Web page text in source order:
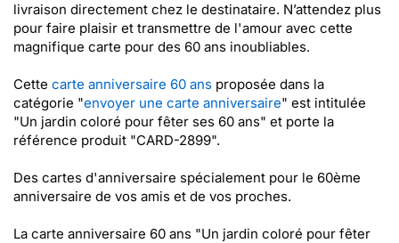
livraison directement chez le destinataire. N’attendez plus
pour faire plaisir et transmettre de l'amour avec cette
magnifique carte pour des 60 ans inoubliables.
Cette carte anniversaire 60 ans proposée dans la
catégorie "envoyer une carte anniversaire" est intitulée
"Un jardin coloré pour fêter ses 60 ans" et porte la
référence produit "CARD-2899".
Des cartes d'anniversaire spécialement pour le 60ème
anniversaire de vos amis et de vos proches.
La carte anniversaire 60 ans "Un jardin coloré pour fêter